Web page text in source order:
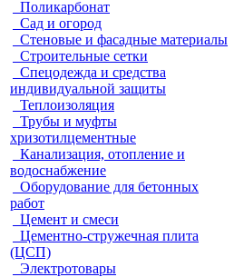
Поликарбонат
Сад и огород
Стеновые и фасадные материалы
Строительные сетки
Спецодежда и средства
индивидуальной защиты
Теплоизоляция
Трубы и муфты
хризотилцементные
Канализация, отопление и
водоснабжение
Оборудование для бетонных
работ
Цемент и смеси
Цементно-стружечная плита
(ЦСП)
Электротовары